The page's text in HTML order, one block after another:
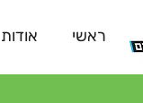
ראשי אודות